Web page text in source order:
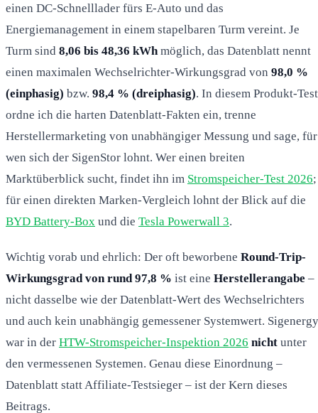
einen DC-Schnelllader fürs E-Auto und das
Energiemanagement in einem stapelbaren Turm vereint. Je
Turm sind 8,06 bis 48,36 kWh möglich, das Datenblatt nennt
einen maximalen Wechselrichter-Wirkungsgrad von 98,0 %
(einphasig) bzw. 98,4 % (dreiphasig). In diesem Produkt-Test
ordne ich die harten Datenblatt-Fakten ein, trenne
Herstellermarketing von unabhängiger Messung und sage, für
wen sich der SigenStor lohnt. Wer einen breiten
Marktüberblick sucht, findet ihn im Stromspeicher-Test 2026;
für einen direkten Marken-Vergleich lohnt der Blick auf die
BYD Battery-Box und die Tesla Powerwall 3.
Wichtig vorab und ehrlich: Der oft beworbene Round-Trip-
Wirkungsgrad von rund 97,8 % ist eine Herstellerangabe –
nicht dasselbe wie der Datenblatt-Wert des Wechselrichters
und auch kein unabhängig gemessener Systemwert. Sigenergy
war in der HTW-Stromspeicher-Inspektion 2026 nicht unter
den vermessenen Systemen. Genau diese Einordnung –
Datenblatt statt Affiliate-Testsieger – ist der Kern dieses
Beitrags.